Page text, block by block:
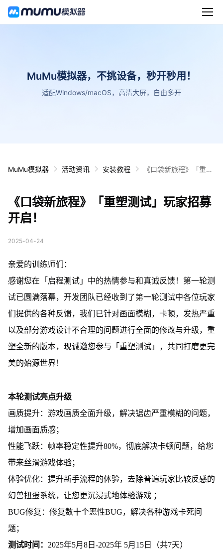
MuMu模拟器，不挑设备，秒开秒用！
适配Windows/macOS，高清大屏，自由多开
MuMu模拟器 活动资讯 安装教程
《口袋新旅程》「重塑
《口袋新旅程》「重塑测试」玩家招募
开启！
2025-04-24
亲爱的训练师们：
感谢您在「启程测试」中的热情参与和真诚反馈！第一轮测
试已圆满落幕，开发团队已经收到了第一轮测试中各位玩家
们提供的各种反馈，我们已针对画面模糊，卡顿，发热严重
以及部分游戏设计不合理的问题进行全面的修改与升级，重
塑全新的版本，现诚邀您参与「重塑测试」，共同打磨更完
美的始源世界！
本轮测试亮点升级
画质提升：游戏画质全面升级，解决锯齿严重模糊的问题，
增加画面质感；
性能飞跃：帧率稳定性提升80%，彻底解决卡顿问题，给您
带来丝滑游戏体验；
体验优化：提升新手流程的体验，去除普遍玩家比较反感的
幻兽扭蛋系统，让您更沉浸式地体验游戏 ；
BUG修复：修复数十个恶性BUG，解决各种游戏卡死问
题；
测试时间： 2025年5月8日-2025年 5月15日（共7天）